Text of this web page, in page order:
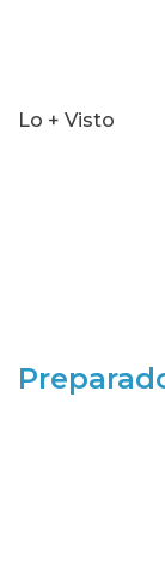
Lo + Visto